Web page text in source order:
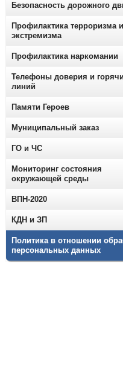
Безопасность дорожного
Профилактика терроризма и
экстремизма
Профилактика наркомании
Телефоны доверия и
линий
Памяти Героев
Муниципальный заказ
ГО и ЧС
Мониторинг состояния
окружающей среды
ВПН-2020
КДН и ЗП
Политика в отношении
персональных данных